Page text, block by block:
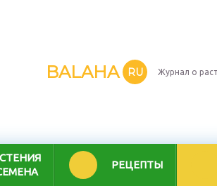
BALAHA RU Журнал о
РЕЦЕПТЫ